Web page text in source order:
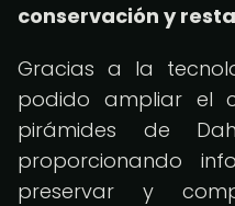
conservación y
Gracias a la
podido ampliar el
pirámides de
proporcionando
preservar y